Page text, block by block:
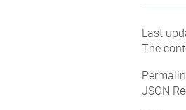
Last
The
JSON